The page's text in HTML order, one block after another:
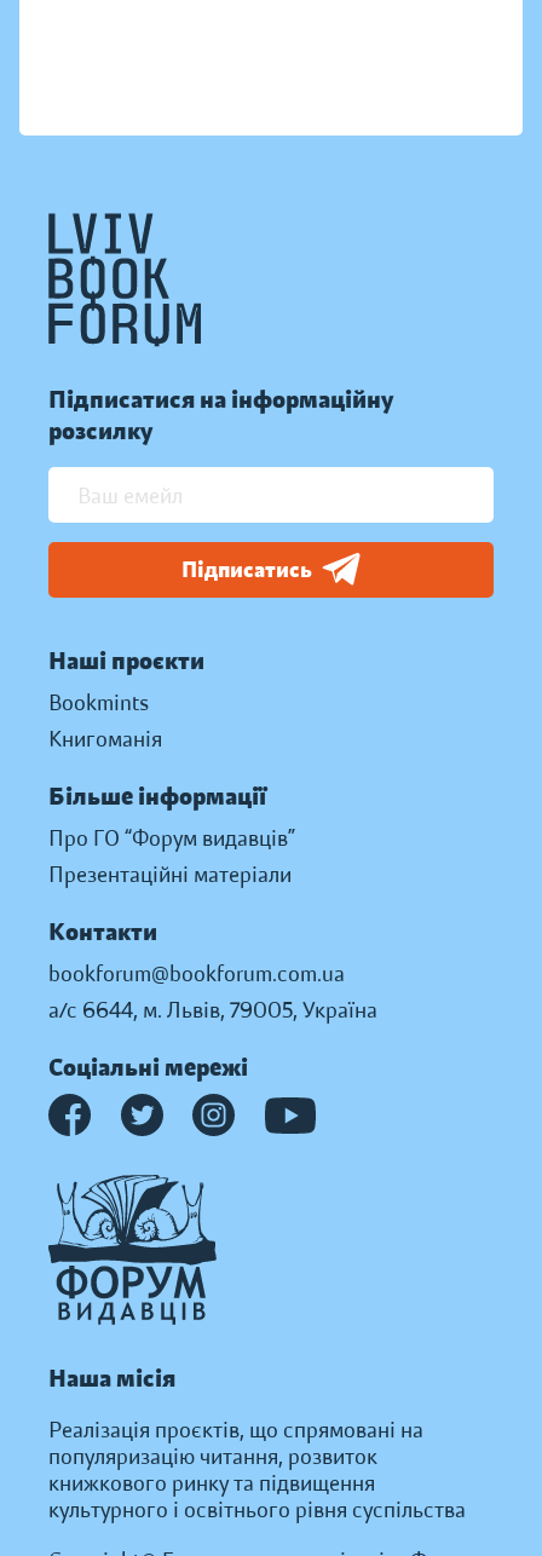
Підписатися на інформаційну
розсилку
Підписатись
Наші проєкти
Bookmints
Книгоманія
Більше інформації
Про ГО “Форум видавців”
Презентаційні матеріали
Контакти
bookforum@bookforum.com.ua
а/с 6644, м. Львів, 79005, Україна
Соціальні мережі
Наша місія
Реалізація проєктів, що спрямовані на
популяризацію читання, розвиток
книжкового ринку та підвищення
культурного і освітнього рівня суспільства